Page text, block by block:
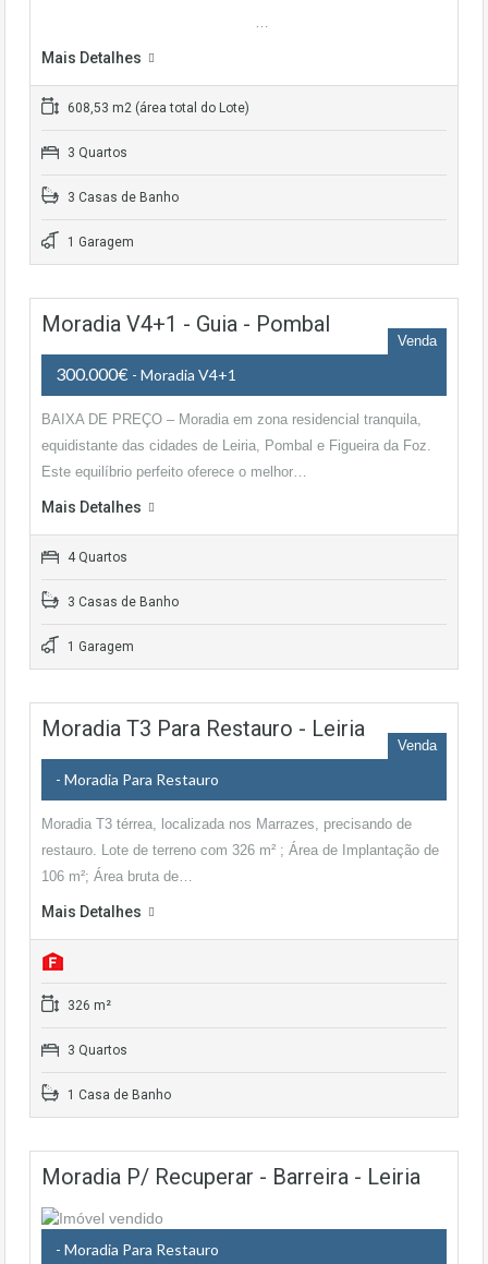
…
Mais Detalhes
608,53 m2 (área total do Lote)
3 Quartos
3 Casas de Banho
1 Garagem
Moradia V4+1 - Guia - Pombal
Venda
300.000€ - Moradia V4+1
BAIXA DE PREÇO – Moradia em zona residencial tranquila,
equidistante das cidades de Leiria, Pombal e Figueira da Foz.
Este equilíbrio perfeito oferece o melhor…
Mais Detalhes
4 Quartos
3 Casas de Banho
1 Garagem
Moradia T3 Para Restauro - Leiria
Venda
- Moradia Para Restauro
Moradia T3 térrea, localizada nos Marrazes, precisando de
restauro. Lote de terreno com 326 m² ; Área de Implantação de
106 m²; Área bruta de…
Mais Detalhes
326 m²
3 Quartos
1 Casa de Banho
Moradia P/ Recuperar - Barreira - Leiria
- Moradia Para Restauro